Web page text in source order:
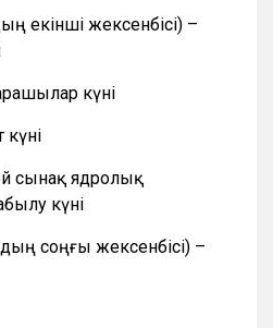
екінші жексенбісі) –
күні
сынақ ядролық
күні
соңғы жексенбісі) –